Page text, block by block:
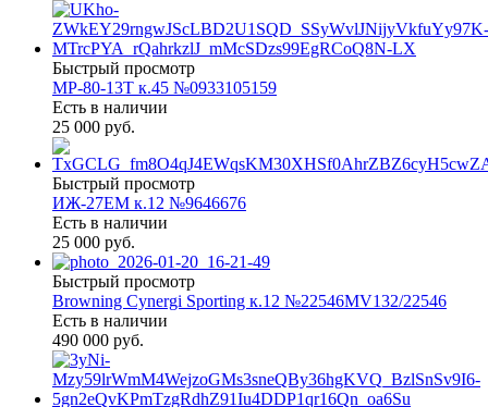
Быстрый просмотр
МР-80-13Т к.45 №0933105159
Есть в наличии
25 000 руб.
Быстрый просмотр
ИЖ-27ЕМ к.12 №9646676
Есть в наличии
25 000 руб.
Быстрый просмотр
Browning Cynergi Sporting к.12 №22546MV132/22546
Есть в наличии
490 000 руб.